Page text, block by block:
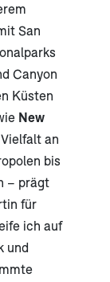
San
Canyon
Küsten
New
an
bis
– prägt
für
ich auf
und